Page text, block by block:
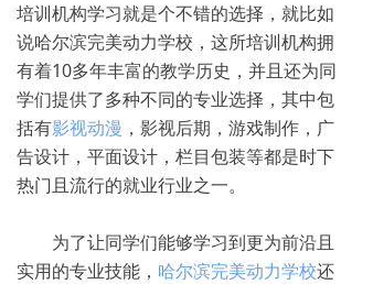
培训机构学习就是个不错的选择，就比如
说哈尔滨完美动力学校，这所培训机构拥
有着10多年丰富的教学历史，并且还为同
学们提供了多种不同的专业选择，其中包
括有影视动漫 ，影视后期，游戏制作，广
告设计，平面设计，栏目包装等都是时下
热门且流行的就业行业之一。
为了让同学们能够学习到更为前沿且
实用的专业技能， 哈尔滨完美动力学校还